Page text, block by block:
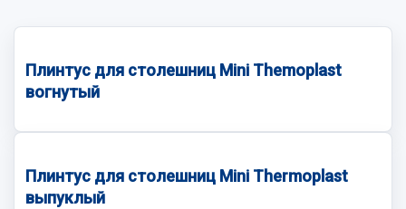
Плинтус для столешниц Mini Themoplast
вогнутый
Плинтус для столешниц Mini Thermoplast
выпуклый